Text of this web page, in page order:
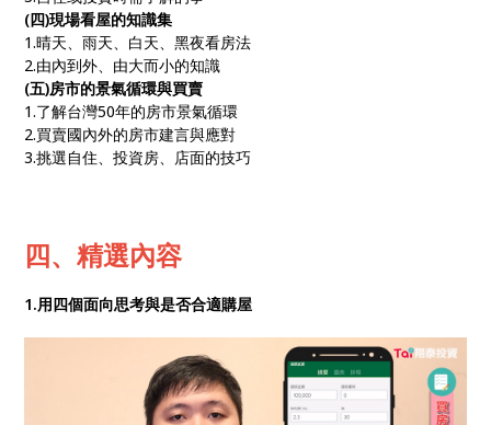
(四)現場看屋的知識集
1.晴天、雨天、白天、黑夜看房法
2.由內到外、由大而小的知識
(五)房市的景氣循環與買賣
1.了解台灣50年的房市景氣循環
2.買賣國內外的房市建言與應對
3.挑選自住、投資房、店面的技巧
四、精選內容
1.用四個面向思考與是否合適購屋